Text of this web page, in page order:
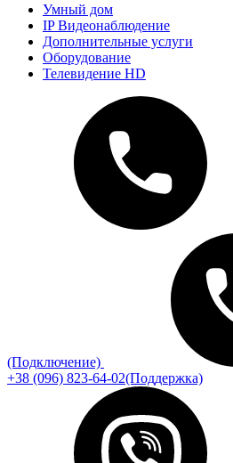
Умный дом
IP Видеонаблюдение
Дополнительные услуги
Оборудование
Телевидение HD
(Подключение)
+38 (096) 823-64-02(Поддержка)